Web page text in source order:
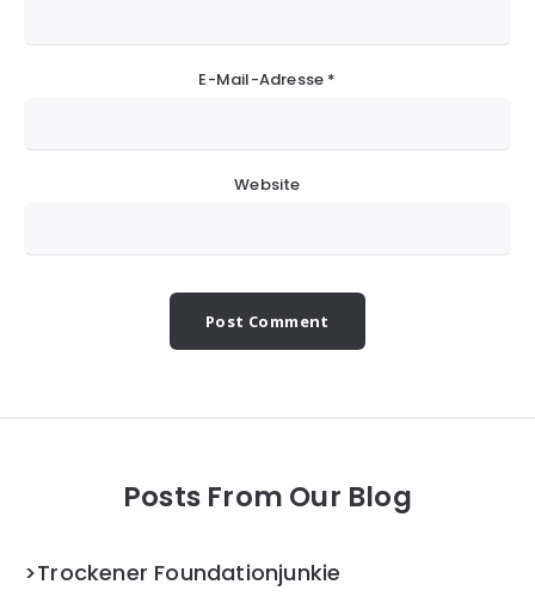
E-Mail-Adresse *
Website
Posts From Our Blog
>Trockener Foundationjunkie